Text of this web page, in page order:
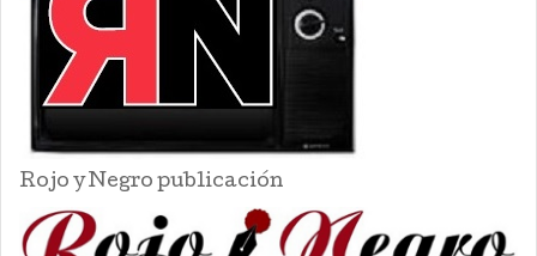
Rojo y Negro publicación